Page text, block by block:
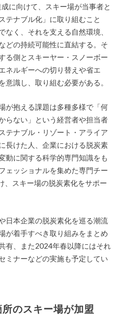
に向けて、スキー場が当事者と
テナブル化」に取り組むこと
なく、それを支える自然環境、
どの持続可能性に直結する。そ
る側とスキーヤー・スノーボー
ネルギーへの切り替えや省エ
意識し、取り組む必要がある。
が抱える課題は多種多様で「何
らない」という経営者や担当者
テナブル・リゾート・アライア
長けた人、企業における脱炭素
動に関する科学的専門知識をも
ェッショナルを集めた専門チー
、スキー場の脱炭素化をサポー
日本企業の脱炭素化を巡る潮流
が着手すべき取り組みをまとめ
有、また2024年春以降にはそれ
ミナーなどの実施も予定してい
のスキー場が加盟